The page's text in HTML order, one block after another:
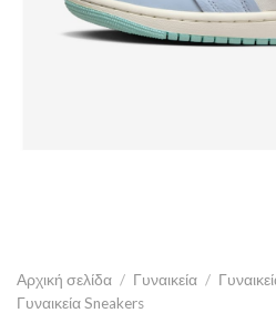
Αρχική σελίδα / Γυναικεία /
Γυναικεία Sneakers